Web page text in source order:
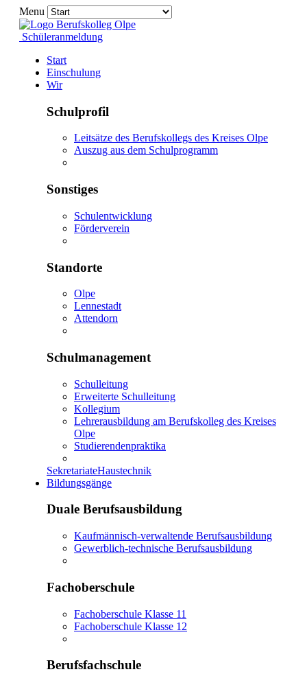
Menu
Schüleranmeldung
Start
Einschulung
Wir
Schulprofil
Leitsätze des Berufskollegs des Kreises Olpe
Auszug aus dem Schulprogramm
Sonstiges
Schulentwicklung
Förderverein
Standorte
Olpe
Lennestadt
Attendorn
Schulmanagement
Schulleitung
Erweiterte Schulleitung
Kollegium
Lehrerausbildung am Berufskolleg des Kreises
Olpe
Studierendenpraktika
SekretariateHaustechnik
Bildungsgänge
Duale Berufsausbildung
Kaufmännisch-verwaltende Berufsausbildung
Gewerblich-technische Berufsausbildung
Fachoberschule
Fachoberschule Klasse 11
Fachoberschule Klasse 12
Berufsfachschule